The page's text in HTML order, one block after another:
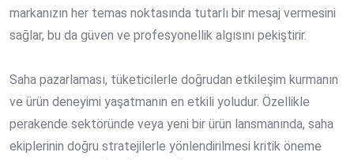
markanızın her temas noktasında tutarlı bir mesaj vermesini
sağlar, bu da güven ve profesyonellik algısını pekiştirir.
Saha pazarlaması, tüketicilerle doğrudan etkileşim kurmanın
ve ürün deneyimi yaşatmanın en etkili yoludur. Özellikle
perakende sektöründe veya yeni bir ürün lansmanında, saha
ekiplerinin doğru stratejilerle yönlendirilmesi kritik öneme